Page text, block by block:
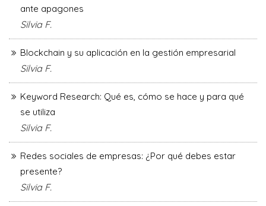
ante apagones
Silvia F.
Blockchain y su aplicación en la gestión empresarial
Silvia F.
Keyword Research: Qué es, cómo se hace y para qué
se utiliza
Silvia F.
Redes sociales de empresas: ¿Por qué debes estar
presente?
Silvia F.